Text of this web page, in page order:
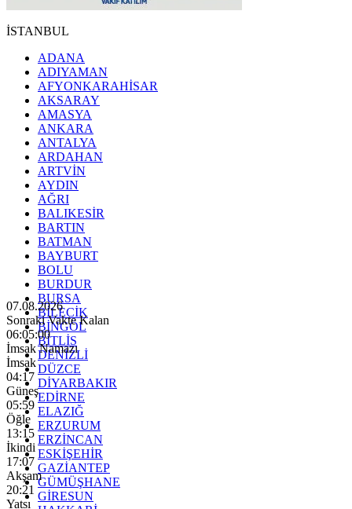
İSTANBUL
ADANA
ADIYAMAN
AFYONKARAHİSAR
AKSARAY
AMASYA
ANKARA
ANTALYA
ARDAHAN
ARTVİN
AYDIN
AĞRI
BALIKESİR
BARTIN
BATMAN
BAYBURT
BOLU
BURDUR
BURSA
BİLECİK
BİNGÖL
BİTLİS
DENİZLİ
DÜZCE
DİYARBAKIR
EDİRNE
ELAZIĞ
ERZURUM
ERZİNCAN
ESKİŞEHİR
GAZİANTEP
GÜMÜŞHANE
GİRESUN
07.08.2026
Sonraki Vakte Kalan
06:04:58
İmsak Namazı
İmsak
04:17
Güneş
05:59
Öğle
13:15
İkindi
17:07
Akşam
20:21
Yatsı